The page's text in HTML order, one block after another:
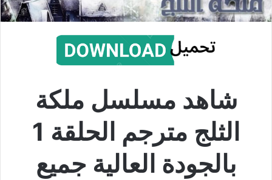
شاهد مسلسل ملكة
الثلج مترجم الحلقة 1
بالجودة العالية جميع